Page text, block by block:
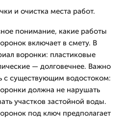
и очистка места работ.
понимание, какие работы
включает в смету. В
воронки: пластиковые
— долговечнее. Важно
с существующим водостоком:
должна не нарушать
участков застойной воды.
под ключ предполагает